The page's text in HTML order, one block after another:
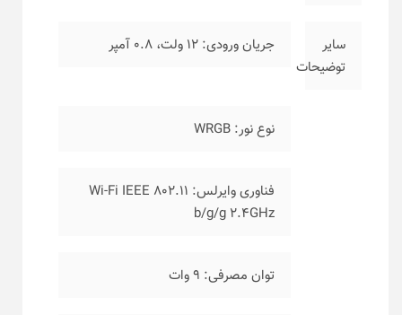
سایر
توضیحات
جریان ورودی: ۱۲ ولت، ۰.۸ آمپر
نوع نور: WRGB
فناوری وایرلس: Wi-Fi IEEE 802.11
b/g/g 2.4GHz
توان مصرفی: ۹ وات